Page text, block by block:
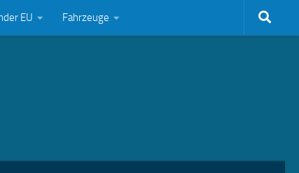
EU Fahrzeuge